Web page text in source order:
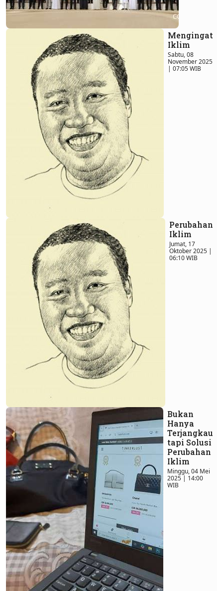
Mengingat
Iklim
Sabtu, 08
November 2025
| 07:05 WIB
Perubahan
Iklim
Jumat, 17
Oktober 2025 |
06:10 WIB
Bukan
Hanya
Terjangkau
tapi Solusi
Perubahan
Iklim
Minggu, 04 Mei
2025 | 14:00
WIB